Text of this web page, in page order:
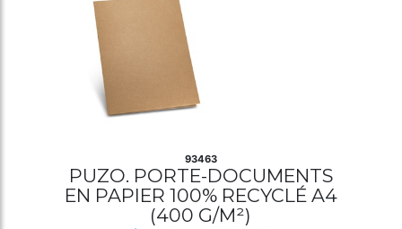
93463
PUZO. PORTE-DOCUMENTS
EN PAPIER 100% RECYCLÉ A4
(400 G/M²)